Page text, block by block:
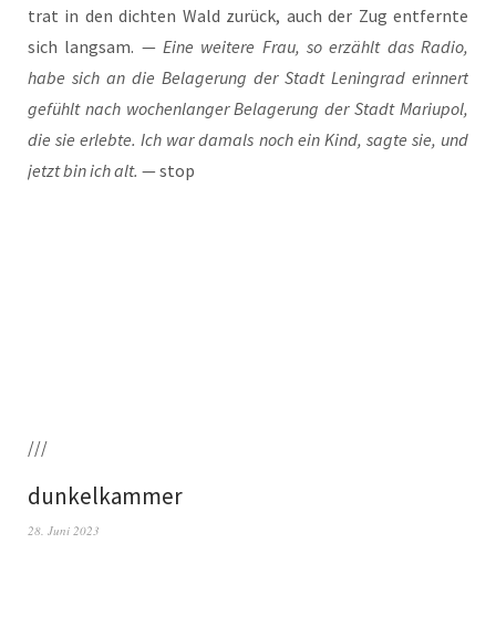
trat in den dich­ten Wald zurück, auch der Zug ent­fern­te
sich lang­sam. — Eine wei­te­re Frau, so erzählt das Radio,
habe sich an die Bela­ge­rung der Stadt Lenin­grad erin­nert
gefühlt nach wochen­lan­ger Bela­ge­rung der Stadt Mariu­pol,
die sie erleb­te. Ich war damals noch ein Kind, sag­te sie, und
jetzt bin ich alt. — stop
///
dunkelkammer
28. Juni 2023